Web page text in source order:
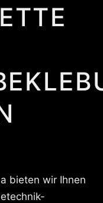
bieten wir Ihnen